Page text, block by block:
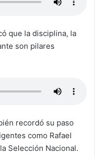
que la disciplina, la
son pilares
recordó su paso
como Rafael
Selección Nacional.